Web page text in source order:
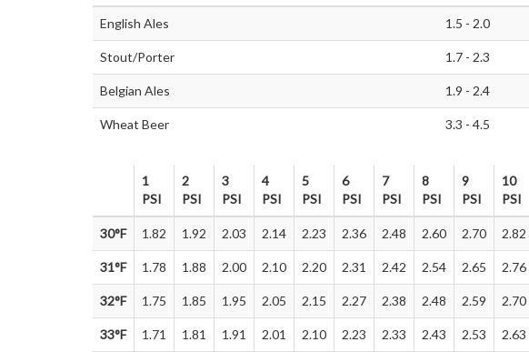
English Ales 1.5 - 2.0
Stout/Porter 1.7 - 2.3
Belgian Ales 1.9 - 2.4
Wheat Beer 3.3 - 4.5
1
PSI
2
PSI
3
PSI
4
PSI
5
PSI
6
PSI
7
PSI
8
PSI
9
PSI
10
PSI
1
2
3
4
5
6
7
8
9
10
30°F 1.82 1.92 2.03 2.14 2.23 2.36 2.48 2.60 2.70 2.82
31°F 1.78 1.88 2.00 2.10 2.20 2.31 2.42 2.54 2.65 2.76
32°F 1.75 1.85 1.95 2.05 2.15 2.27 2.38 2.48 2.59 2.70
33°F 1.71 1.81 1.91 2.01 2.10 2.23 2.33 2.43 2.53 2.63